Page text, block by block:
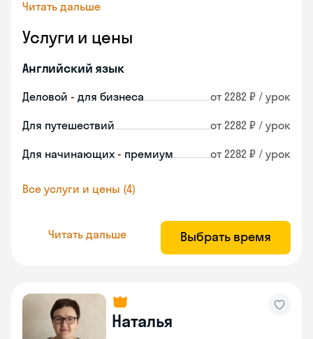
Читать дальше
Услуги и цены
Английский язык
Деловой - для бизнеса от 2282 ₽ / урок
Для путешествий от 2282 ₽ / урок
Для начинающих - премиум от 2282 ₽ / урок
Все услуги и цены (4)
Читать дальше Выбрать время
Наталья